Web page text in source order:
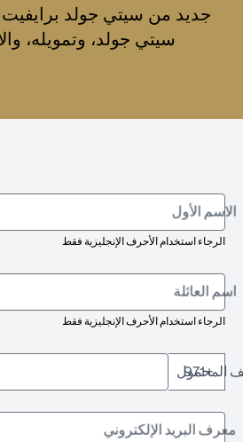
جديد من سيتي جولد
سيتي جولد، وتمويله،
الرجاء استخدام الأحرف الإنجليزية فقط
الاسم الأول
الرجاء استخدام الأحرف الإنجليزية فقط
اسم العائلة
+971
المحمول
معرف البريد الإلكتروني